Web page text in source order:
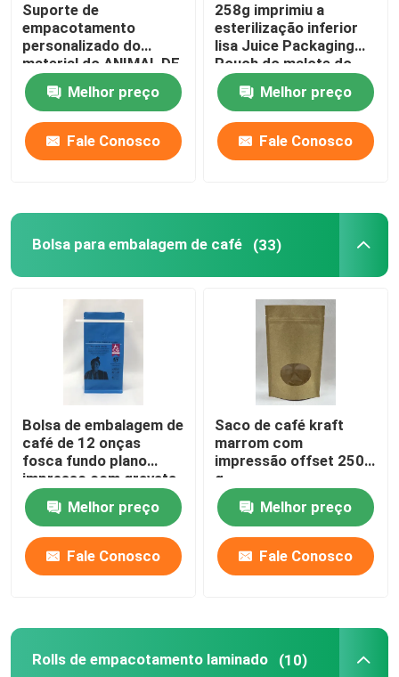
Casa
Produtos
Sobre nós
Excursão da fábrica
Controle da qualidade
Contacte-nos
Notícia
Casos
Bolsa de embalagem de bico
Suporte de
empacotamento
personalizado do
material do ANIMAL DE
ESTIMAÇÃO do malote
do bico acima do saco
do bico
Melhor preço
Fale Conosco
258g imprimiu a
esterilização inferior
lisa Juice Packaging
Pouch do malote do
bico da retorta
Melhor preço
Fale Conosco
Bolsa para embalagem de café (33)
Bolsa de embalagem de
café de 12 onças
fosca fundo plano
impresso com gravata
de estanho
Melhor preço
Fale Conosco
Saco de café kraft
marrom com
impressão offset 250
g
Melhor preço
Fale Conosco
Rolls de empacotamento laminado (10)